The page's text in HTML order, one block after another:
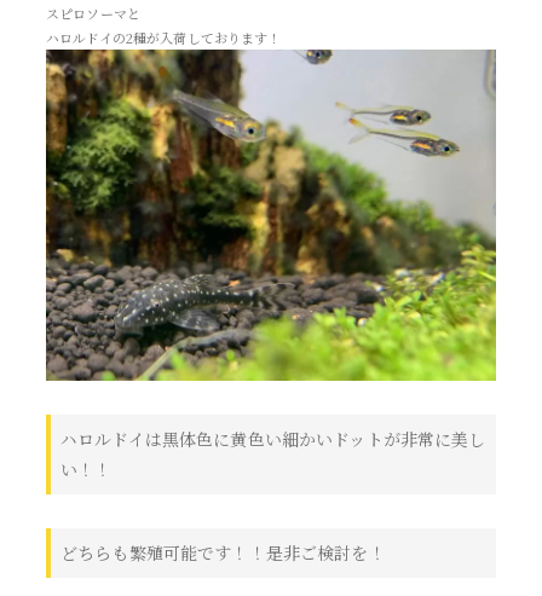
スピロソーマと
ハロルドイの2種が入荷しております！
ハロルドイは黒体色に黄色い細かいドットが非常に美し
い！！
どちらも繁殖可能です！！是非ご検討を！